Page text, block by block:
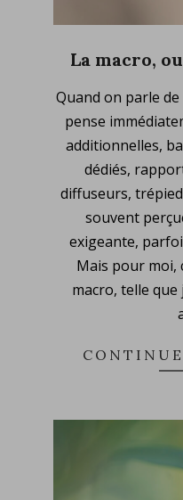
La macro,
07-
27
Quand on parle
pense
additionnelles,
dédiés,
diffuseurs,
souvent
exigeante,
Mais pour moi,
macro, telle que